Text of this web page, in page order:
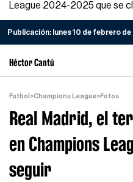
League 2024-2025 que se
Publicación: lunes 10 de febrero
Héctor Cantú
Futbol >Champions League>Fotos
Real Madrid, el
en Champions
seguir